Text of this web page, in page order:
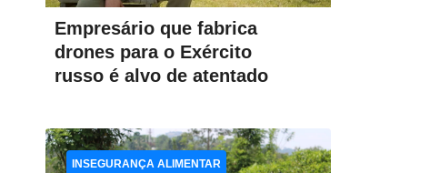
Empresário que fabrica
drones para o Exército
russo é alvo de atentado
INSEGURANÇA ALIMENTAR